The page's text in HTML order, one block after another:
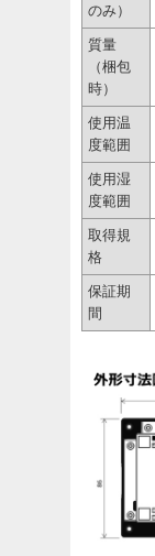
のみ）
質量
（梱包
時）
使用温
度範囲
使用湿
度範囲
取得規
格
保証期
間